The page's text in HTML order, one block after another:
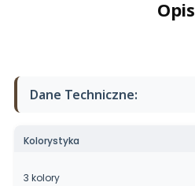
Opis
Dane Techniczne:
Kolorystyka
3 kolory